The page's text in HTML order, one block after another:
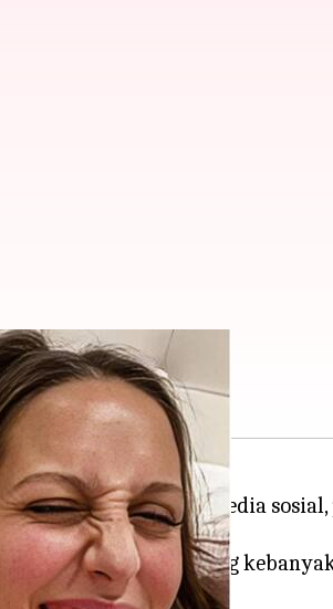
sedang viral
sedang populer di media
orang-orang, yang